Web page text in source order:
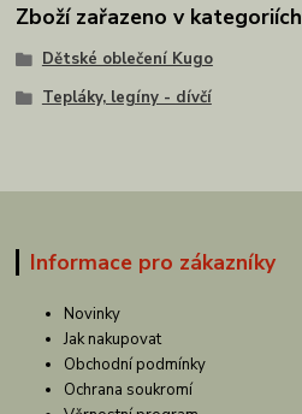
Zboží zařazeno v kategoriích
Dětské oblečení Kugo
Tepláky, legíny - dívčí
Informace pro zákazníky
Novinky
Jak nakupovat
Obchodní podmínky
Ochrana soukromí